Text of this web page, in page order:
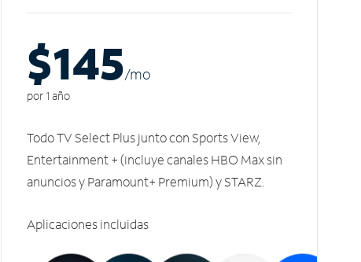
$145/mo
por 1 año
Todo TV Select Plus junto con Sports View,
Entertainment + (incluye canales HBO Max sin
anuncios y Paramount+ Premium) y STARZ.
Aplicaciones incluidas